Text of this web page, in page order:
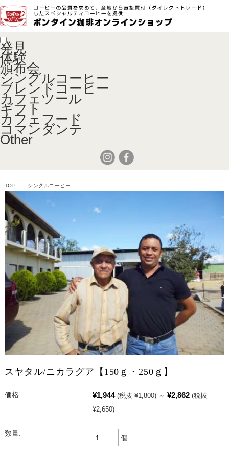
発見
体験
頒布会
シングルコーヒー
ブレンドコーヒー
カフェツール
ギフト
カフェフード
コマンダンテ
Other
TOP シングルコーヒー
スヤタル/ニカラグア【150ｇ・250ｇ】
価格: ¥1,944 (税抜 ¥1,800) ～ ¥2,862 (税抜
¥2,650)
数量:
個